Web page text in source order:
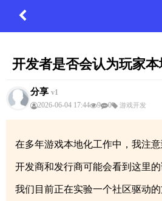
开发者是否会认为玩家
分享 v1
2026-06-04 17:44
9 0 游戏开发
在多年游戏本地化工作中，我注
开发商和发行商可能会看到这里
我们目前正在实验一个社区驱动